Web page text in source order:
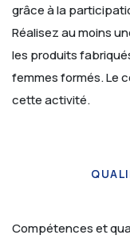
grâce à la
Réalisez au moins
les produits
femmes formés. Le
cette activité.
Compétences et